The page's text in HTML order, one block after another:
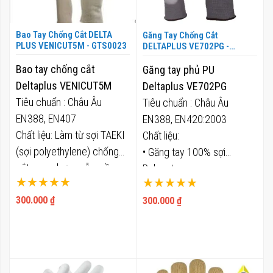
nhiều ngành nghề khác.
Bao Tay Chống Cắt DELTA
PLUS VENICUT5M - GTS0023
Xếp hạng:
100%
300.000 ₫
Bao tay chống cắt
Deltaplus VENICUT5M
Tiêu chuẩn : Châu Âu
EN388, EN407
Chất liệu: Làm từ sợi TAEKI
(sợi polyethylene) chống
cắt cao, nhưng vẫn mềm
dễ thao tác.
Chiều dài: 45 cm
• Chống cắt : Mức độ 5/5
Găng Tay Chống Cắt
DELTAPLUS VE702PG -
Xếp hạng:
100%
300.000 ₫
Găng tay phủ PU
Deltaplus VE702PG
Tiêu chuẩn : Châu Âu
EN388, EN420:2003
Chất liệu:
• Găng tay 100% sợi
Polyeste.
• Phủ 100% Polyurethane (
PU ) trên đầu ngón tay và
• Chống mài mòn : Mức độ